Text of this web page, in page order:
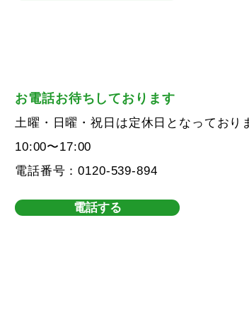
お電話お待ちしております
土曜・日曜・祝日は定休日となっており
電話する
10:00〜17:00
電話番号：0120-539-894